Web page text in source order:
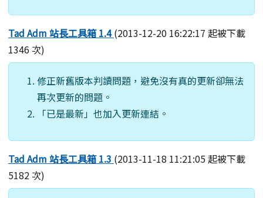
Tad Adm 站長工具箱 1.4(2013-12-20 16:22:17 起被下載
1346 次)
修正新舊版本判讀問題，避免沒有真的更新卻無法
再次更新的問題。
「已是最新」也加入更新連結。
Tad Adm 站長工具箱 1.3 (2013-11-18 11:21:05 起被下載
5182 次)